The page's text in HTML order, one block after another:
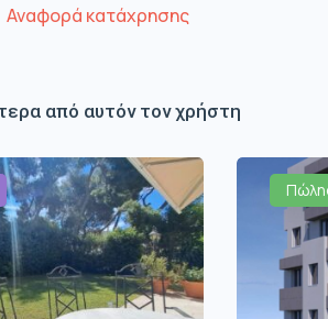
Αναφορά κατάχρησης
από αυτόν τον χρήστη